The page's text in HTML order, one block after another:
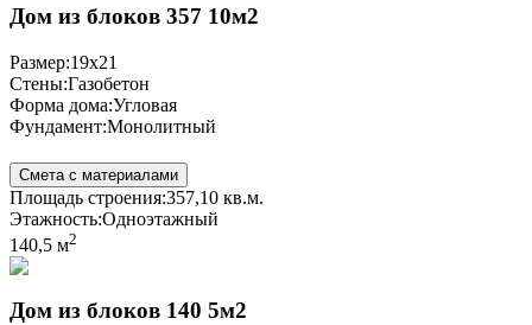
Дом из блоков 357 10м2
Размер:19x21
Стены:Газобетон
Форма дома:Угловая
Фундамент:Монолитный
Смета с материалами
Площадь строения:357,10 кв.м.
Этажность:Одноэтажный
140,5 м2
Дом из блоков 140 5м2